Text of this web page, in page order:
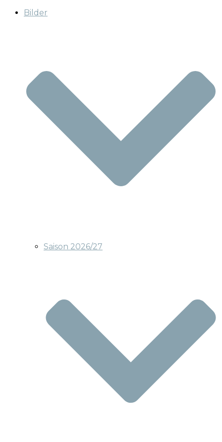
Bilder
Saison 2026/27